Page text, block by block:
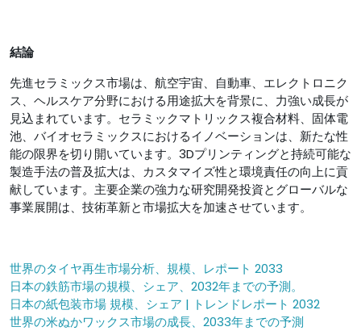
結論
先進セラミックス市場は、航空宇宙、自動車、エレクトロニク
ス、ヘルスケア分野における用途拡大を背景に、力強い成長が
見込まれています。セラミックマトリックス複合材料、固体電
池、バイオセラミックスにおけるイノベーションは、新たな性
能の限界を切り開いています。3Dプリンティングと持続可能な
製造手法の普及拡大は、カスタマイズ性と環境責任の向上に貢
献しています。主要企業の強力な研究開発投資とグローバルな
事業展開は、技術革新と市場拡大を加速させています。
世界のタイヤ再生市場分析、規模、レポート 2033
日本の鉄筋市場の規模、シェア、2032年までの予測。
日本の紙包装市場 規模、シェア | トレンドレポート 2032
世界の米ぬかワックス市場の成長、2033年までの予測